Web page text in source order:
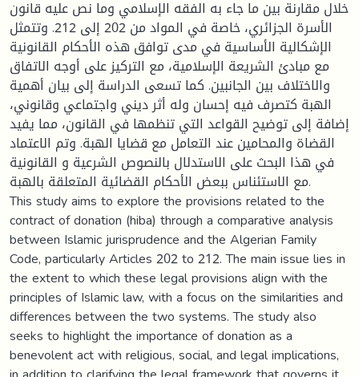
خلال مقارنة بين ما جاء به الفقه الإسلامي وما نص عليه قانون
الأسرة الجزائري، خاصة في المواد من 202 إلى 212. وتتمثل
الإشكالية الأساسية في مدى توافق هذه الأحكام القانونية
مع مبادئ الشريعة الإسلامية، مع التركيز على أوجه الاتفاق
والاختلاف بين الجانبين. كما تسعى الدراسة إلى بيان أهمية
الهبة كتصرف فيه إحسان وله أثر ديني واجتماعي وقانوني،
إضافة إلى توضيح القواعد التي تنظمها في القانون، مما يفيد
القضاة والمحامين عند التعامل مع قضايا الهبة. وتم الاعتماد
في هذا البحث على الاستدلال بالنصوص الشرعية و القانونية
مع الاستئناس ببعض الأحكام القضائية المتعلقة بالهبة.
This study aims to explore the provisions related to the
contract of donation (hiba) through a comparative analysis
between Islamic jurisprudence and the Algerian Family
Code, particularly Articles 202 to 212. The main issue lies in
the extent to which these legal provisions align with the
principles of Islamic law, with a focus on the similarities and
differences between the two systems. The study also
seeks to highlight the importance of donation as a
benevolent act with religious, social, and legal implications,